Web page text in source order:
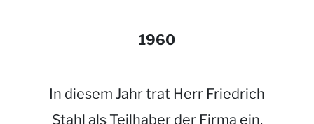
1960
In diesem Jahr trat Herr Friedrich
Stahl als Teilhaber der Firma ein.